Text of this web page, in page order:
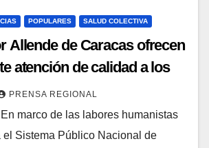
POPULARES SALUD COLECTIVA
Allende de Caracas ofrecen
atención de calidad a los
PRENSA REGIONAL
marco de las labores humanistas
el Sistema Público Nacional de